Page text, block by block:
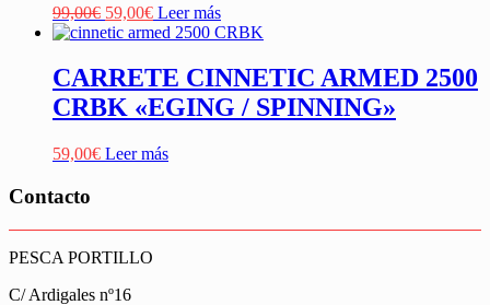
99,00€ El
precio
era:
99,00€.
59,00€El
precio
es:
59,00€.
Leer más
CARRETE CINNETIC ARMED 2500
CRBK «EGING / SPINNING»
59,00€ Leer más
Contacto
PESCA PORTILLO
C/ Ardigales nº16